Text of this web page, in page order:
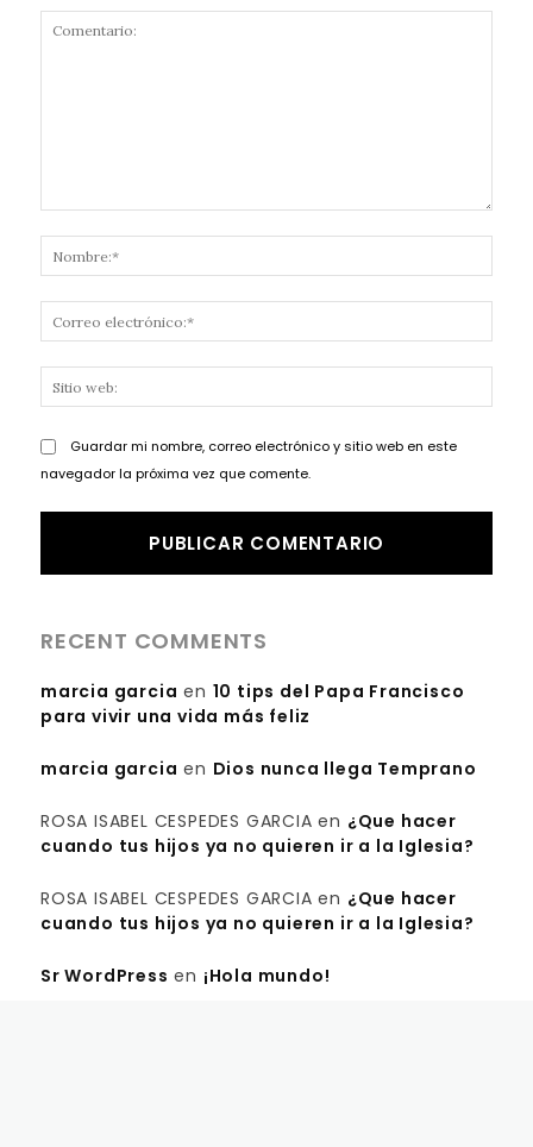
web:
Guardar mi nombre, correo electrónico y sitio web en este
navegador la próxima vez que comente.
RECENT COMMENTS
marcia garcia en 10 tips del Papa Francisco
para vivir una vida más feliz
marcia garcia en Dios nunca llega Temprano
ROSA ISABEL CESPEDES GARCIA en ¿Que hacer
cuando tus hijos ya no quieren ir a la Iglesia?
ROSA ISABEL CESPEDES GARCIA en ¿Que hacer
cuando tus hijos ya no quieren ir a la Iglesia?
Sr WordPress en ¡Hola mundo!